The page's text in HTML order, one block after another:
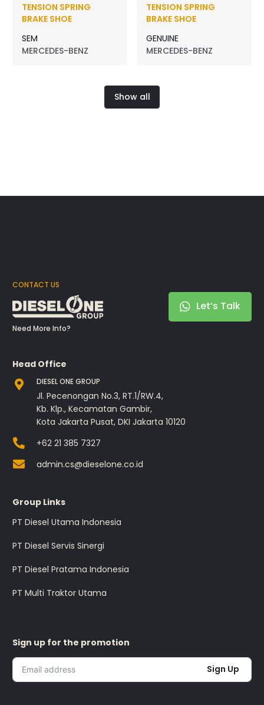
TENSION SPRING
BRAKE SHOE
SEM
MERCEDES-BENZ
TENSION SPRING
BRAKE SHOE
GENUINE
MERCEDES-BENZ
Show all
CONTACT US
Need More Info?
Let’s Talk
Head Office
DIESEL ONE GROUP
Jl. Pecenongan No.3, RT.1/RW.4,
Kb. Klp., Kecamatan Gambir,
Kota Jakarta Pusat, DKI Jakarta 10120
+62 21 385 7327
admin.cs@dieselone.co.id
Group Links
PT Diesel Utama Indonesia
PT Diesel Servis Sinergi
PT Diesel Pratama Indonesia
PT Multi Traktor Utama
Sign up for the promotion
Sign Up